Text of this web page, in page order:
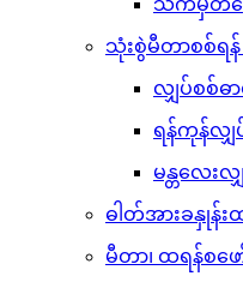
သက်မှတ်က
သုံးစွဲမီတာစစ်ရန်
လျှပ်စစ်ဓာ
ရန်ကုန်လျှပ်
မန္တလေးလ
ဓါတ်အားခနှုန်း
မီတာ၊ ထရန်စဖ